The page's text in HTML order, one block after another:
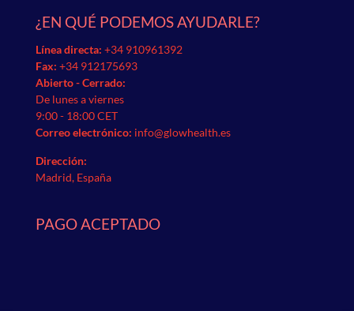
¿EN QUÉ PODEMOS AYUDARLE?
Línea directa: +34 910961392
Fax: +34 912175693
Abierto - Cerrado:
De lunes a viernes
9:00 - 18:00 CET
Correo electrónico: info@glowhealth.es
Dirección:
Madrid, España
PAGO ACEPTADO